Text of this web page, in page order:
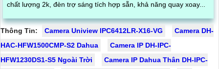
chất lượng 2k, đèn trợ sáng tích hợp sẵn, khả năng quay xoay...
Thông Tin: Camera Uniview IPC6412LR-X16-VG
Camera DH-
HAC-HFW1500CMP-S2 Dahua
Camera IP DH-IPC-
HFW1230DS1-S5 Ngoài Trời
Camera IP Dahua Thân DH-IPC-